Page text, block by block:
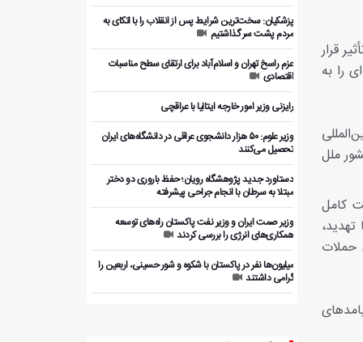
قرار
را به
ملل
کامل
حملات
پزشکیان: سخت‌ترین شرایط پس از انقلاب را با اتکای به
مردم پشت سر گذاشتیم
عزم راسخ تهران و اسلام‌آباد برای ارتقای سطح مناسبات
اقتصادی
رایزنی وزیر امور خارجه ایتالیا با عراقچی
وزیر علوم: ۵۰ هزار دانشجوی عراقی در دانشگاه‌های ایران
تحصیل می‌کنند
دستاورد جدید پژوهشگاه رویان؛ حفظ باروری دو دختر
مبتلا به سرطان با انجام جراحی پیشرفته
وزیر صمت ایران و وزیر نفت پاکستان راه‌های توسعه
همکاری‌های انرژی را بررسی کردند
میلیون‌ها نفر در پاکستان با شکوه و شور حسینی، اربعین را
گرامی داشتند